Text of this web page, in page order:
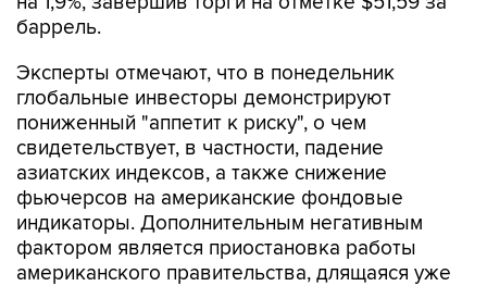
Эксперты отмечают, что в понедельник
пониженный "аппетит к риску", о чем
свидетельствует, в частности, падение
азиатских индексов, а также снижение
фьючерсов на американские фондовые
индикаторы. Дополнительным негативным
фактором является приостановка работы
американского правительства, длящаяся уже
четвертую неделю.